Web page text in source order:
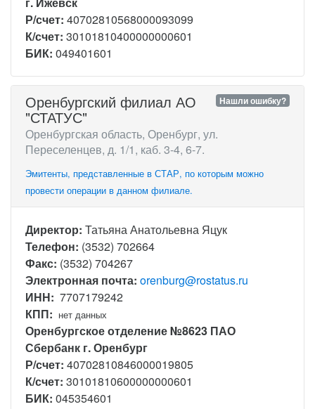
Р/счет: 40702810568000093099
К/счет: 30101810400000000601
БИК: 049401601
Нашли ошибку?
Оренбургский филиал АО
"СТАТУС"
Оренбургская область, Оренбург, ул.
Переселенцев, д. 1/1, каб. 3-4, 6-7.
Эмитенты, представленные в СТАР, по которым можно
провести операции в данном филиале.
Директор: Татьяна Анатольевна Яцук
Телефон: (3532) 702664
Факс: (3532) 704267
Электронная почта: orenburg@rostatus.ru
ИНН: 7707179242
КПП: нет данных
Оренбургское отделение №8623 ПАО
Сбербанк г. Оренбург
Р/счет: 40702810846000019805
К/счет: 30101810600000000601
БИК: 045354601